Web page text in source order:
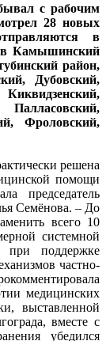
с рабочим
28 новых
в
в Камышинский
район,
Дубовский,
Фроловский,
решена
помощи
председатель
Семёнова. – До
всего 10
системной
при поддержке
частно-
медицинских
выставленной
вместе с
убедился